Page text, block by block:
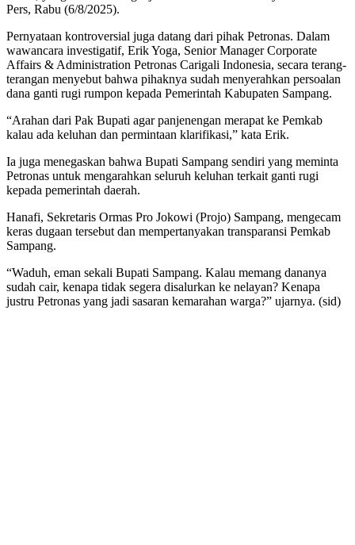
Pers, Rabu (6/8/2025).
Pernyataan kontroversial juga datang dari pihak Petronas. Dalam
wawancara investigatif, Erik Yoga, Senior Manager Corporate
Affairs & Administration Petronas Carigali Indonesia, secara terang-
terangan menyebut bahwa pihaknya sudah menyerahkan persoalan
dana ganti rugi rumpon kepada Pemerintah Kabupaten Sampang.
“Arahan dari Pak Bupati agar panjenengan merapat ke Pemkab
kalau ada keluhan dan permintaan klarifikasi,” kata Erik.
Ia juga menegaskan bahwa Bupati Sampang sendiri yang meminta
Petronas untuk mengarahkan seluruh keluhan terkait ganti rugi
kepada pemerintah daerah.
Hanafi, Sekretaris Ormas Pro Jokowi (Projo) Sampang, mengecam
keras dugaan tersebut dan mempertanyakan transparansi Pemkab
Sampang.
“Waduh, eman sekali Bupati Sampang. Kalau memang dananya
sudah cair, kenapa tidak segera disalurkan ke nelayan? Kenapa
justru Petronas yang jadi sasaran kemarahan warga?” ujarnya. (sid)